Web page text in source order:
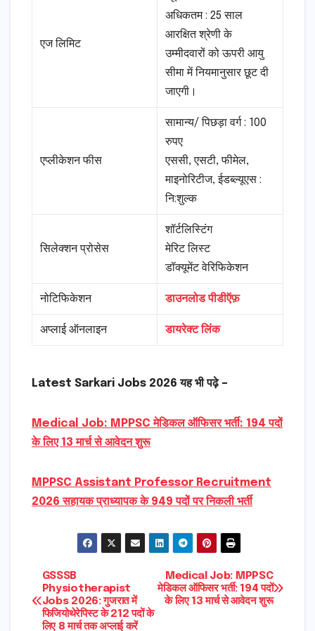
एज लिमिट
अधिकतम : 25 साल
आरक्षित श्रेणी के
उम्मीदवारों को ऊपरी आयु
सीमा में नियमानुसार छूट दी
जाएगी।
एप्लीकेशन फीस
सामान्य/ पिछड़ा वर्ग : 100
रुपए
एससी, एसटी, फीमेल,
माइनोरिटीज, ईडब्ल्यूएस :
नि:शुल्क
सिलेक्शन प्रोसेस
शॉर्टलिस्टिंग
मेरिट लिस्ट
डॉक्यूमेंट वेरिफिकेशन
नोटिफिकेशन डाउनलोड पीडीऍफ़
अप्लाई ऑनलाइन डायरेक्ट लिंक
Latest Sarkari Jobs 2026 यह भी पढ़े –
Medical Job: MPPSC मेडिकल ऑफिसर भर्ती: 194 पदों
के लिए 13 मार्च से आवेदन शुरू
MPPSC Assistant Professor Recruitment
2026 सहायक प्राध्यापक के 949 पदों पर निकली भर्ती
Post
navigation
Medical Job: MPPSC
मेडिकल ऑफिसर भर्ती: 194 पदों
के लिए 13 मार्च से आवेदन शुरू
GSSSB
Physiotherapist
Jobs 2026: गुजरात में
फिजियोथेरेपिस्ट के 212 पदों के
लिए 8 मार्च तक अप्लाई करें